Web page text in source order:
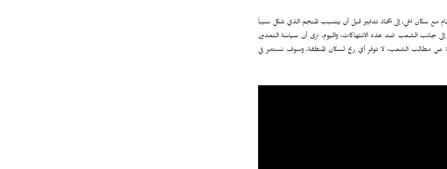
مع سكان الحي، إلى اتخاذ تدابير قبل أن يتسبب المنجم الذي شكل سبباً
جانب الشعب ضد هذه الانتهاكات، واليوم، نرى أن سياسة التعدين
عن مطالب الشعب، لا توفر أي ربح لسكان المنطقة، وسوف نستمر في